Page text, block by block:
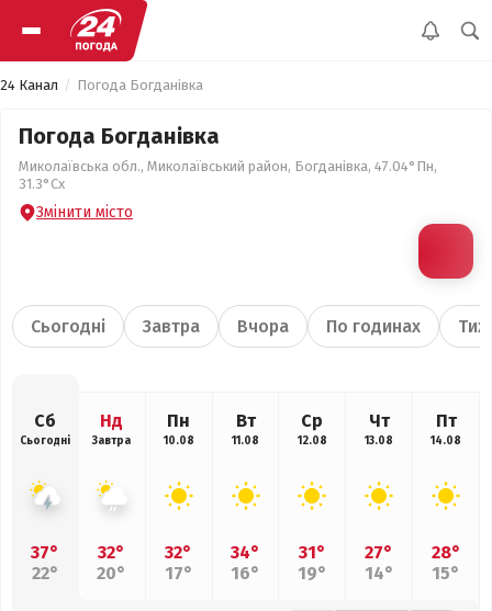
24 Канал Погода Богданівка
Погода Богданівка
Миколаївська обл., Миколаївський район, Богданівка, 47.04°Пн,
31.3°Сх
Змінити місто
Сьогодні Завтра Вчора По годинах
Сб
Сьогодні
37°
22°
Нд
Завтра
32°
20°
Пн
10.08
32°
17°
Вт
11.08
34°
16°
Ср
12.08
31°
19°
Чт
13.08
27°
14°
Пт
14.08
28°
15°